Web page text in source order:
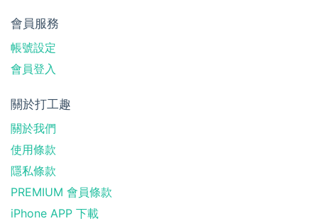
會員服務
帳號設定
會員登入
關於打工趣
關於我們
使用條款
隱私條款
PREMIUM 會員條款
iPhone APP 下載